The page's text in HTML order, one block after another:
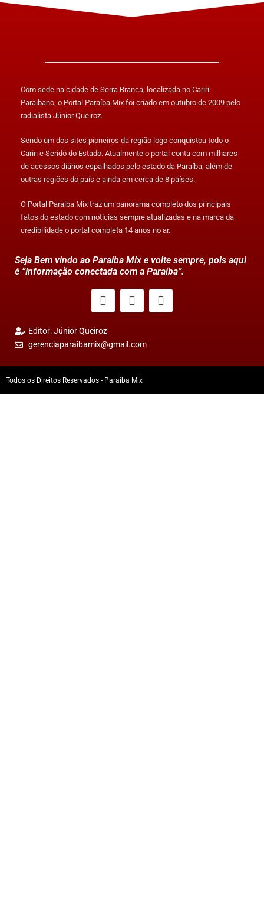
Com sede na cidade de Serra Branca, localizada no Cariri
Paraibano, o Portal Paraíba Mix foi criado em outubro de 2009 pelo
radialista Júnior Queiroz.
Sendo um dos sites pioneiros da região logo conquistou todo o
Cariri e Seridó do Estado. Atualmente o portal conta com milhares
de acessos diários espalhados pelo estado da Paraíba, além de
outras regiões do país e ainda em cerca de 8 países.
O Portal Paraíba Mix traz um panorama completo dos principais
fatos do estado com notícias sempre atualizadas e na marca da
credibilidade o portal completa 14 anos no ar.
Seja Bem vindo ao Paraíba Mix e volte sempre, pois aqui
é “Informação conectada com a Paraíba”.
Editor: Júnior Queiroz
gerenciaparaibamix@gmail.com
Todos os Direitos Reservados - Paraíba Mix